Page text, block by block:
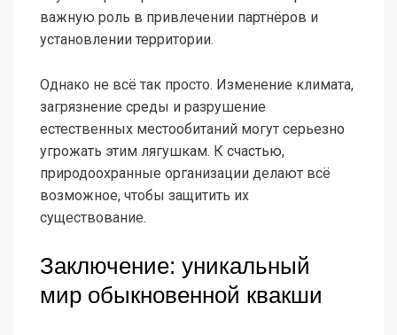
важную роль в привлечении партнёров и
установлении территории.
Однако не всё так просто. Изменение климата,
загрязнение среды и разрушение
естественных местообитаний могут серьезно
угрожать этим лягушкам. К счастью,
природоохранные организации делают всё
возможное, чтобы защитить их
существование.
Заключение: уникальный
мир обыкновенной квакши